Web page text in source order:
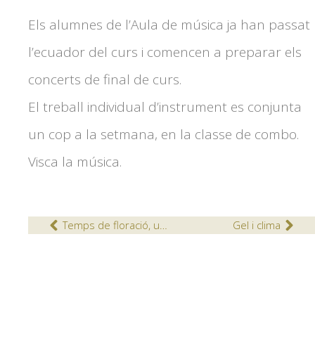
Els alumnes de l’Aula de música ja han passat
l’ecuador del curs i comencen a preparar els
concerts de final de curs.
El treball individual d’instrument es conjunta
un cop a la setmana, en la classe de combo.
Visca la música.
Temps de floració, un moment únic i espectacular Gel i clima